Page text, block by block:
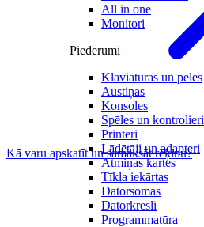
All in one
Monitori
Piederumi
Klaviatūras un peles
Austiņas
Konsoles
Spēles un kontrolieri
Printeri
Lādētāji un adapteri
Atmiņas kartes
Tīkla iekārtas
Datorsomas
Datorkrēsli
Programmatūra
Kā varu apskatīt un samaksāt rēķinu?